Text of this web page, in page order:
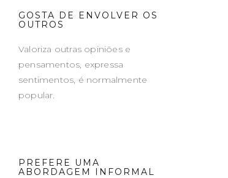
GOSTA DE ENVOLVER OS
OUTROS
Valoriza outras opiniões e
pensamentos, expressa
sentimentos, é normalmente
popular.
PREFERE UMA
ABORDAGEM INFORMAL